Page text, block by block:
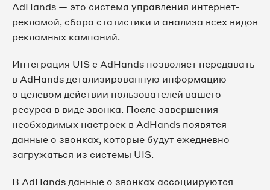
AdHands — это система управления интернет-
рекламой, сбора статистики и анализа всех видов
рекламных кампаний.
Интеграция UIS c AdHands позволяет передавать
в AdHands детализированную информацию
о целевом действии пользователей вашего
ресурса в виде звонка. После завершения
необходимых настроек в AdHands появятся
данные о звонках, которые будут ежедневно
загружаться из системы UIS.
В AdHands данные о звонках ассоциируются